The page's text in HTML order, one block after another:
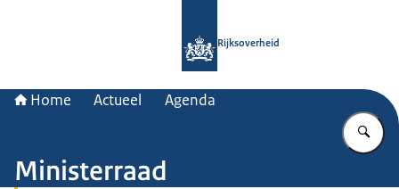
Rijksoverheid
Home Actueel Agenda
Ministerraad